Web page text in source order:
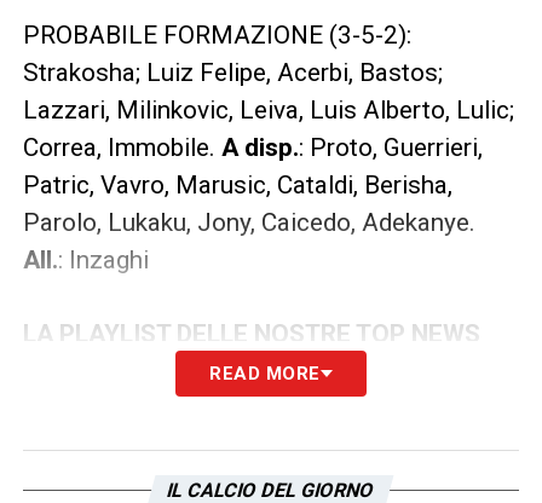
PROBABILE FORMAZIONE (3-5-2):
Strakosha; Luiz Felipe, Acerbi, Bastos;
Lazzari, Milinkovic, Leiva, Luis Alberto, Lulic;
Correa, Immobile. A disp.: Proto, Guerrieri,
Patric, Vavro, Marusic, Cataldi, Berisha,
Parolo, Lukaku, Jony, Caicedo, Adekanye.
All.: Inzaghi
LA PLAYLIST DELLE NOSTRE TOP NEWS
READ MORE
IL CALCIO DEL GIORNO